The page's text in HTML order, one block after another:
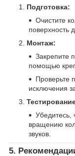
Подготовка:
Очистите
поверхность
Монтаж:
Закрепите
помощью
Проверьте
исключения
Убедитесь,
вращению
звуков.
5.